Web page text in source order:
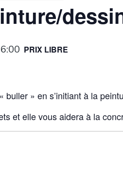
PRIX LIBRE
buller » en s’initiant à la
et elle vous aidera à la